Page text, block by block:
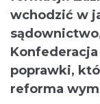
wchodzić w
Konfederacja
poprawki,
reforma